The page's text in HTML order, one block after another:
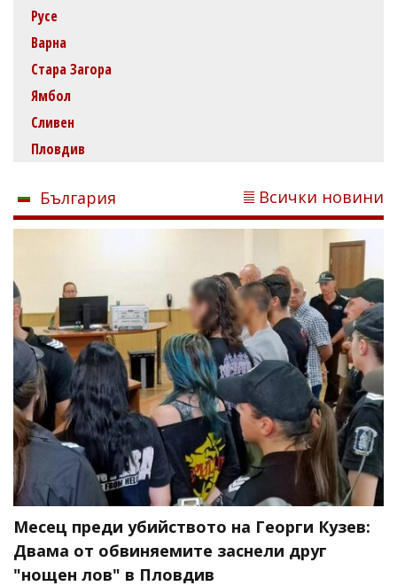
Русе
Варна
Стара Загора
Ямбол
Сливен
Пловдив
България Всички новини
Месец преди убийството на Георги Кузев:
Двама от обвиняемите заснели друг
"нощен лов" в Пловдив